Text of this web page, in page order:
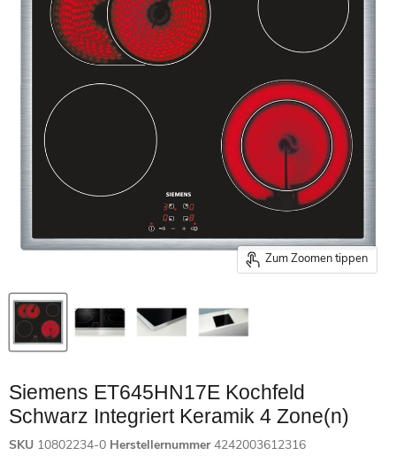
Zum Zoomen tippen
Siemens ET645HN17E Kochfeld
Schwarz Integriert Keramik 4 Zone(n)
SKU 10802234-0 Herstellernummer 4242003612316